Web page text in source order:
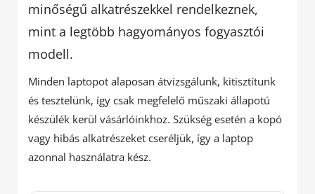
minőségű alkatrészekkel rendelkeznek,
mint a legtöbb hagyományos fogyasztói
modell.
Minden laptopot alaposan átvizsgálunk, kitisztítunk
és tesztelünk, így csak megfelelő műszaki állapotú
készülék kerül vásárlóinkhoz. Szükség esetén a kopó
vagy hibás alkatrészeket cseréljük, így a laptop
azonnal használatra kész.